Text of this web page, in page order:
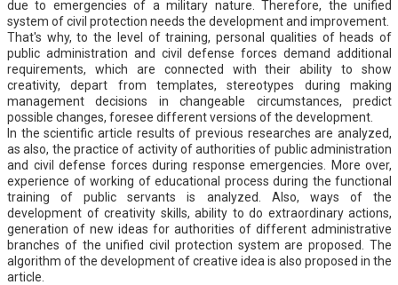
due to emergencies of a military nature. Therefore, the unified
system of civil protection needs the development and improvement.
That's why, to the level of training, personal qualities of heads of
public administration and civil defense forces demand additional
requirements, which are connected with their ability to show
creativity, depart from templates, stereotypes during making
management decisions in changeable circumstances, predict
possible changes, foresee different versions of the development.
In the scientific article results of previous researches are analyzed,
as also, the practice of activity of authorities of public administration
and civil defense forces during response emergencies. More over,
experience of working of educational process during the functional
training of public servants is analyzed. Also, ways of the
development of creativity skills, ability to do extraordinary actions,
generation of new ideas for authorities of different administrative
branches of the unified civil protection system are proposed. The
algorithm of the development of creative idea is also proposed in the
article.